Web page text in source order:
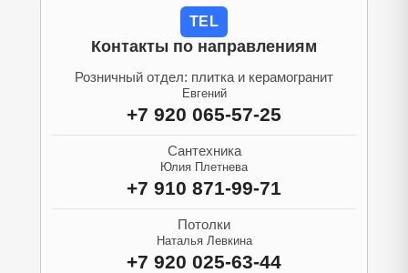
TEL
Контакты по направлениям
Розничный отдел: плитка и керамогранит
Евгений
+7 920 065-57-25
Сантехника
Юлия Плетнева
+7 910 871-99-71
Потолки
Наталья Левкина
+7 920 025-63-44